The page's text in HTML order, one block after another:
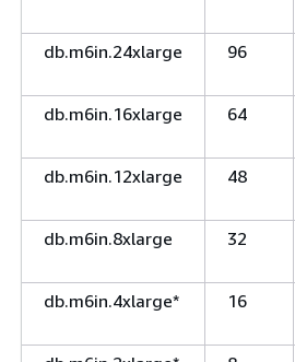
db.m6in.24xlarge 96
db.m6in.16xlarge 64
db.m6in.12xlarge 48
db.m6in.8xlarge 32
db.m6in.4xlarge* 16